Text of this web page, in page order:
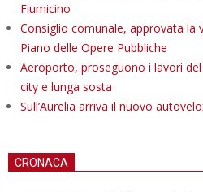
Fiumicino
Consiglio comunale, approvata la
Piano delle Opere Pubbliche
Aeroporto, proseguono i lavori
city e lunga sosta
Sull’Aurelia arriva il nuovo
CRONACA